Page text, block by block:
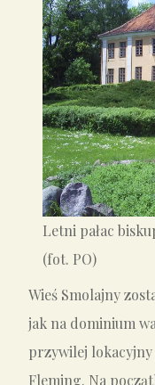
Letni pałac
(fot. PO)
Wieś Smolajny
jak na dominium
przywilej
Fleming. Na